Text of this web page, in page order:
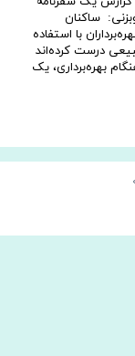
روش چوبزنی: ساکنان
با استفاده
درست کرده‌اند
بهره‌برداری، یک